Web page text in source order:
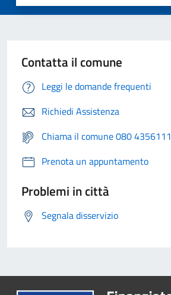
Contatta il comune
Leggi le domande frequenti
Richiedi Assistenza
Chiama il comune 080 4356111
Prenota un appuntamento
Problemi in città
Segnala disservizio